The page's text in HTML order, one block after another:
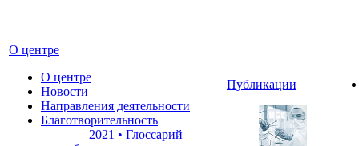
О центре
О центре
Новости
Направления деятельности
Благотворительность
— 2021 • Глоссарий
Публикации